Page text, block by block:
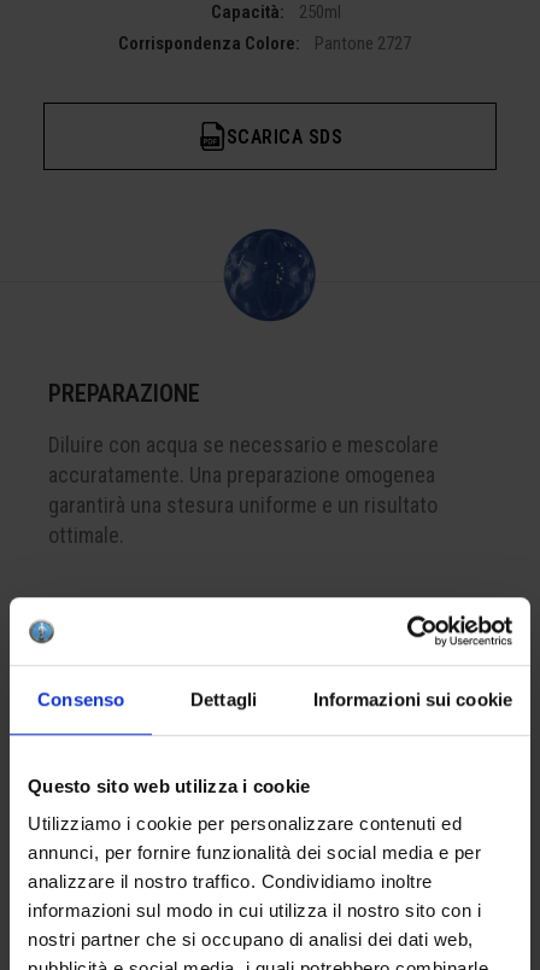
Consenso Dettagli Informazioni sui cookie
Questo sito web utilizza i cookie
Utilizziamo i cookie per personalizzare contenuti ed
annunci, per fornire funzionalità dei social media e per
analizzare il nostro traffico. Condividiamo inoltre
informazioni sul modo in cui utilizza il nostro sito con i
nostri partner che si occupano di analisi dei dati web,
Capacità:
250ml
Corrispondenza Colore:
Pantone 2727
SCARICA SDS
PREPARAZIONE
Diluire con acqua se necessario e mescolare
accuratamente. Una preparazione omogenea
garantirà una stesura uniforme e un risultato
ottimale.
Per comporre la tua box del colore, ricorda di
inserire nel carrello almeno 4 prodotti. Questo è il
confezione.
APPLICAZIONE
Applicare da una a tre mani sul biscotto.
L’eventuale finitura con la cristallina apiombica